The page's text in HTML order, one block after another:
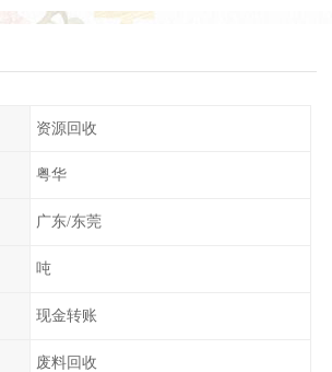
资源回收
粤华
广东/东莞
吨
现金转账
废料回收